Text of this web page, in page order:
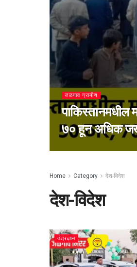
जळगाव ग्रामीण
पाकिस्तानमधील
७० हून अधिक
Home Category देश-विदेश
देश-विदेश
तंत्रज्ञान